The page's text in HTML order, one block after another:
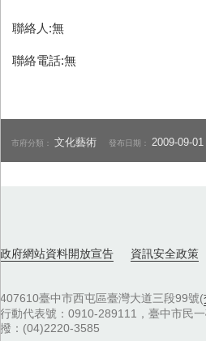
聯絡人:無
聯絡電話:無
市府分類：文化藝術 發布日期： 2009-09-01
政府網站資料開放宣告 資訊安全政策
407610臺中市西屯區臺灣大道三段99號(
行動代表號：0910-289111，臺中市民
撥：(04)2220-3585